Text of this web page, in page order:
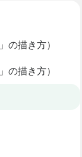
の描き方）
の描き方）